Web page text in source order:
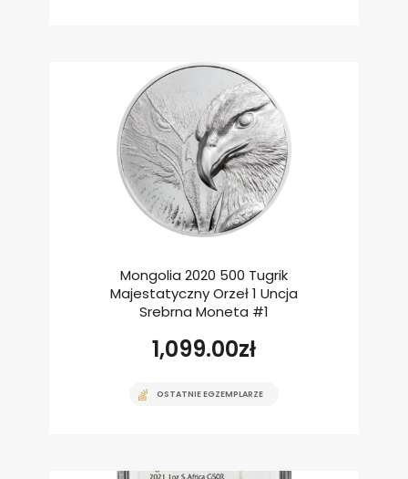
Mongolia 2020 500 Tugrik
Majestatyczny Orzeł 1 Uncja
Srebrna Moneta #1
1,099.00zł
OSTATNIE EGZEMPLARZE